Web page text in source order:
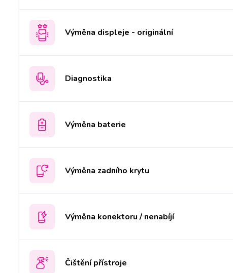
Výměna displeje - originální
Diagnostika
Výměna baterie
Výměna zadního krytu
Výměna konektoru / nenabíjí
Čištění přístroje